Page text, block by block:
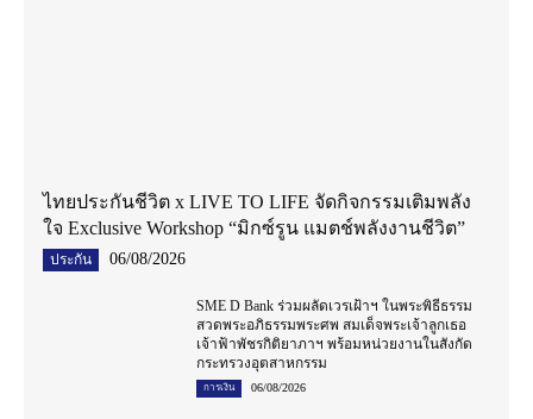
ไทยประกันชีวิต x LIVE TO LIFE จัดกิจกรรมเติมพลัง
ใจ Exclusive Workshop “มิกซ์รูน แมตช์พลังงานชีวิต”
ประกัน 06/08/2026
SME D Bank ร่วมผลัดเวรเฝ้าฯ ในพระพิธีธรรม
สวดพระอภิธรรมพระศพ สมเด็จพระเจ้าลูกเธอ
เจ้าฟ้าพัชรกิติยาภาฯ พร้อมหน่วยงานในสังกัด
กระทรวงอุตสาหกรรม
การเงิน 06/08/2026